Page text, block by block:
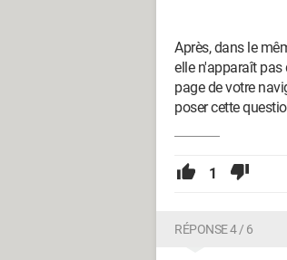
Après, dans le
elle n'apparaît
page de votre
poser cette
1
RÉPONSE 4 / 6